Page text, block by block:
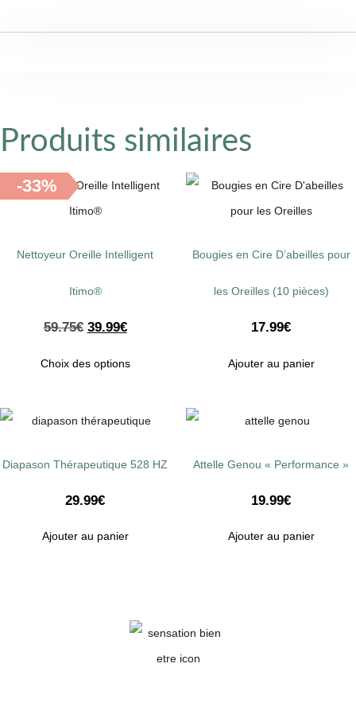
Produits similaires
-33%
Nettoyeur Oreille Intelligent
Itimo®
59.75€ 39.99€
Choix des options
Bougies en Cire D’abeilles pour
les Oreilles (10 pièces)
17.99€
Ajouter au panier
Diapason Thérapeutique 528 HZ
29.99€
Ajouter au panier
Attelle Genou « Performance »
19.99€
Ajouter au panier